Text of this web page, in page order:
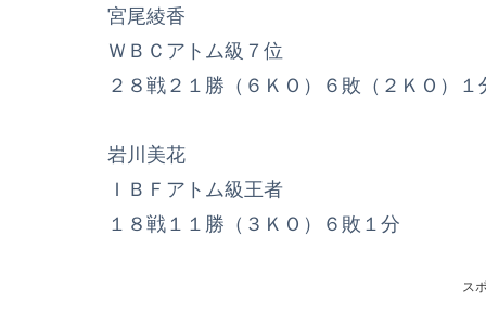
宮尾綾香
ＷＢＣアトム級７位
２８戦２１勝（６ＫＯ）６敗（２ＫＯ）１
岩川美花
ＩＢＦアトム級王者
１８戦１１勝（３ＫＯ）６敗１分
ス